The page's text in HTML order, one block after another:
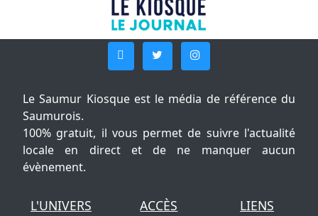
Le Saumur Kiosque est le média de référence du
Saumurois.
100% gratuit, il vous permet de suivre l'actualité
locale en direct et de ne manquer aucun
évènement.
L'UNIVERS
ACCÈS
LIENS